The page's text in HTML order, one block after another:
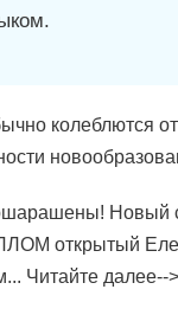
колеблются
Новый
открытый
Читайте далее-->